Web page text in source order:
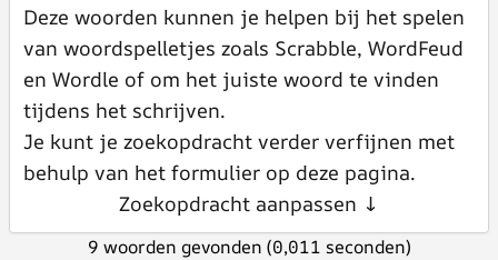
Deze woorden kunnen je helpen bij het spelen
van woordspelletjes zoals Scrabble, WordFeud
en Wordle of om het juiste woord te vinden
tijdens het schrijven.
Je kunt je zoekopdracht verder verfijnen met
behulp van het formulier op deze pagina.
Zoekopdracht aanpassen ↓
9 woorden gevonden (0,011 seconden)